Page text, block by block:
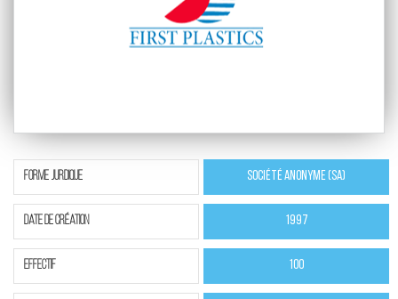
ForMe jurdique Société Anonyme (SA)
Date de création 1997
effectif 100